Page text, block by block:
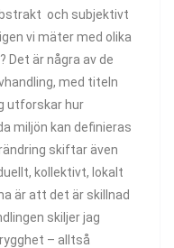
och subjektivt
vi mäter med olika
Det är några av de
med titeln
utforskar hur
miljön kan definieras
skiftar även
kollektivt, lokalt
är att det är skillnad
skiljer jag
– alltså